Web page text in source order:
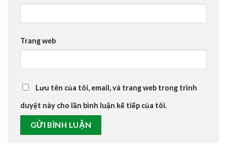
Trang web
Lưu tên của tôi, email, và trang web trong trình
duyệt này cho lần bình luận kế tiếp của tôi.